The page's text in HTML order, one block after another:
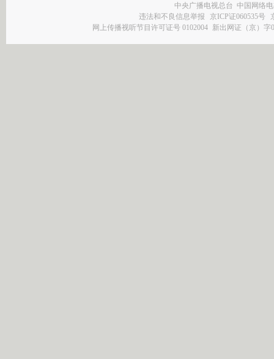
中央广播电视总台 中国网络
违法和不良信息举报
京ICP证060535号
网上传播视听节目许可证号 0102004 新出网证（京）